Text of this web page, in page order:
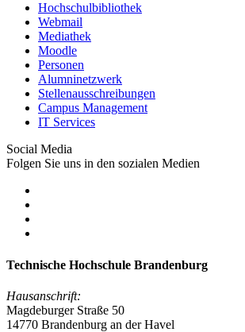
Hochschulbibliothek
Webmail
Mediathek
Moodle
Personen
Alumninetzwerk
Stellenausschreibungen
Campus Management
IT Services
Social Media
Folgen Sie uns in den sozialen Medien
Technische Hochschule Brandenburg
Hausanschrift:
Magdeburger Straße 50
14770 Brandenburg an der Havel